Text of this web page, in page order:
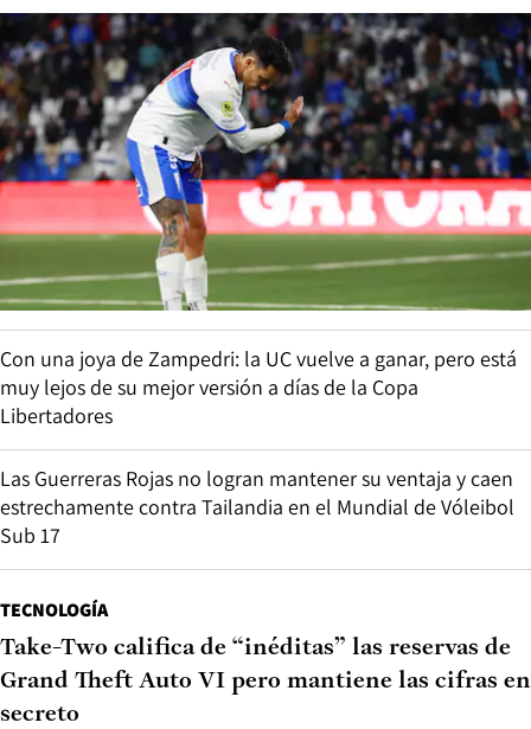
Con una joya de Zampedri: la UC vuelve a ganar, pero está
muy lejos de su mejor versión a días de la Copa
Libertadores
Las Guerreras Rojas no logran mantener su ventaja y caen
estrechamente contra Tailandia en el Mundial de Vóleibol
Sub 17
TECNOLOGÍA
Take-Two califica de “inéditas” las reservas de
Grand Theft Auto VI pero mantiene las cifras en
secreto